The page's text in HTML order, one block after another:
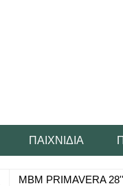
ΠΑΙΧΝΊΔΙΑ
MBM PRIMAVERA